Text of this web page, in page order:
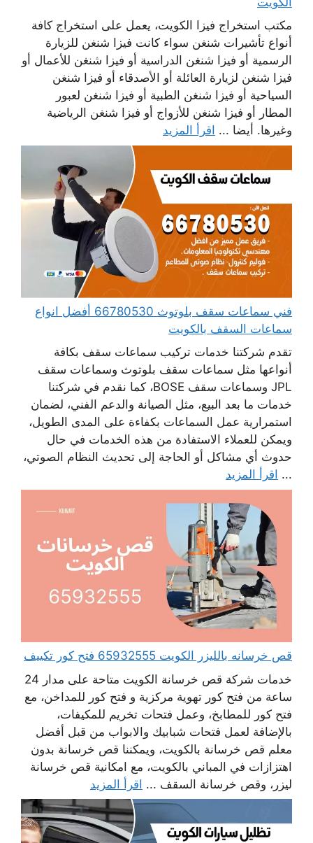
مكتب استخراج فيزا الكويت، يعمل على استخراج كافة
أنواع تأشيرات شنغن سواء كانت فيزا شنغن للزيارة
الرسمية أو فيزا شنغن الدراسية أو فيزا شنغن للأعمال أو
فيزا شنغن لزيارة العائلة أو الأصدقاء أو فيزا شنغن
السياحية أو فيزا شنغن الطبية أو فيزا شنغن لعبور
المطار أو فيزا شنغن للأزواج أو فيزا شنغن الرياضية
وغيرها. أيضا ... اقرأ المزيد
فني سماعات سقف بلوتوث 66780530 أفضل انواع
سماعات السقف بالكويت
تقدم شركتنا خدمات تركيب سماعات سقف بكافة
أنواعها مثل سماعات سقف بلوتوث وسماعات سقف
JPL وسماعات سقف BOSE، كما نقدم في شركتنا
خدمات ما بعد البيع، مثل الصيانة والدعم الفني، لضمان
استمرارية عمل السماعات بكفاءة على المدى الطويل،
ويمكن للعملاء الاستفادة من هذه الخدمات في حال
حدوث أي مشاكل أو الحاجة إلى تحديث النظام الصوتي،
... اقرأ المزيد
قص خرسانه بالليزر الكويت 65932555 فتح كور تكييف
خدمات شركة قص خرسانة الكويت متاحة على مدار 24
ساعة من فتح كور تهوية مركزية و فتح كور للمداخن، مع
فتح كور للمطابخ، وعمل فتحات تخريم للمكيفات،
بالإضافة لعمل فتحات شبابيك والابواب من قبل أفضل
معلم قص خرسانة بالكويت، ويمكننا قص خرسانة بدون
اهتزازات في المباني بالكويت، مع امكانية قص خرسانة
ليزر، وقص خرسانة السقف ... اقرأ المزيد